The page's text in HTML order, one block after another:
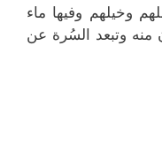
وخيلهم وفيها ماء
منه وتبعد السُرة عن